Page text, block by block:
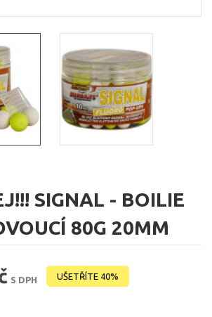
SIGNAL - BOILIE
80G 20MM
S DPH UŠETŘÍTE 40%